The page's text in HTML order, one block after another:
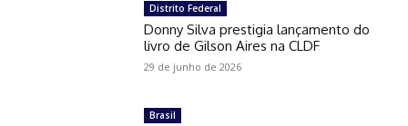
Distrito Federal
Donny Silva prestigia lançamento do
livro de Gilson Aires na CLDF
29 de junho de 2026
Brasil